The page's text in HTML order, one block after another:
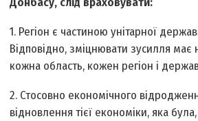
1. Регіон є частиною унітарної
Відповідно, зміцнювати зусилля
кожна область, кожен регіон і
2. Стосовно економічного
відновлення тієї економіки, яка